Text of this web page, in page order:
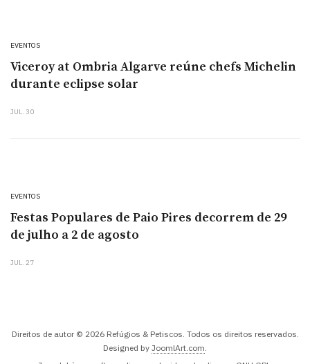
EVENTOS
Viceroy at Ombria Algarve reúne chefs Michelin
durante eclipse solar
JUL. 30
EVENTOS
Festas Populares de Paio Pires decorrem de 29
de julho a 2 de agosto
JUL. 27
Direitos de autor © 2026 Refúgios & Petiscos. Todos os direitos reservados.
Designed by JoomlArt.com